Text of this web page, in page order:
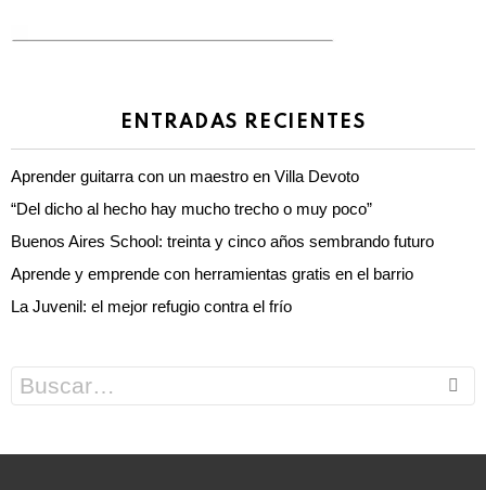
ENTRADAS RECIENTES
Aprender guitarra con un maestro en Villa Devoto
“Del dicho al hecho hay mucho trecho o muy poco”
Buenos Aires School: treinta y cinco años sembrando futuro
Aprende y emprende con herramientas gratis en el barrio
La Juvenil: el mejor refugio contra el frío
for: